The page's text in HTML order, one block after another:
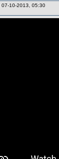
07-10-2013, 05:30